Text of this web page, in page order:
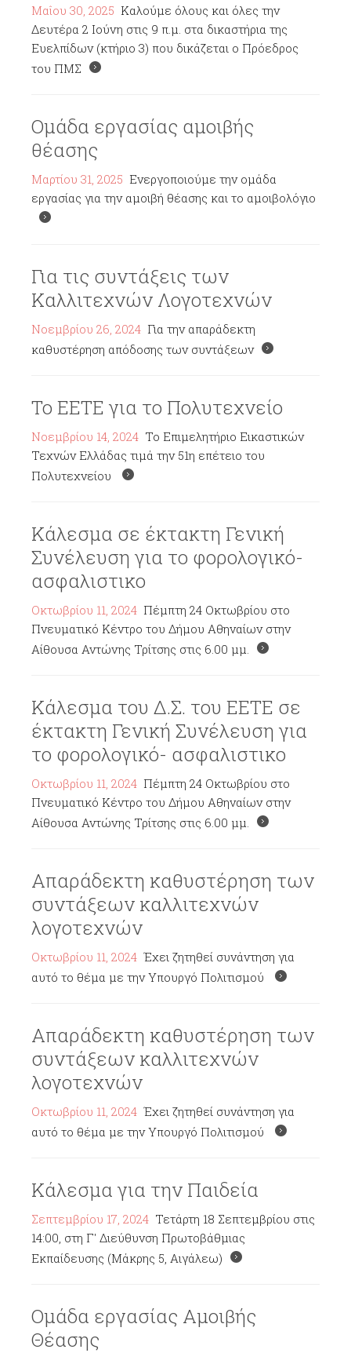
Μαΐου 30, 2025 Καλούμε όλους και όλες την
Δευτέρα 2 Ιούνη στις 9 π.μ. στα δικαστήρια της
Ευελπίδων (κτήριο 3) που δικάζεται ο Πρόεδρος
του ΠΜΣ
Ομάδα εργασίας αμοιβής
θέασης
Μαρτίου 31, 2025 Ενεργοποιούμε την ομάδα
εργασίας για την αμοιβή θέασης και το αμοιβολόγιο
Για τις συντάξεις των
Καλλιτεχνών Λογοτεχνών
Νοεμβρίου 26, 2024 Για την απαράδεκτη
καθυστέρηση απόδοσης των συντάξεων
Το ΕΕΤΕ για το Πολυτεχνείο
Νοεμβρίου 14, 2024 Το Επιμελητήριο Εικαστικών
Τεχνών Ελλάδας τιμά την 51η επέτειο του
Πολυτεχνείου
Κάλεσμα σε έκτακτη Γενική
Συνέλευση για το φορολογικό-
ασφαλιστικο
Οκτωβρίου 11, 2024 Πέμπτη 24 Οκτωβρίου στο
Πνευματικό Κέντρο του Δήμου Αθηναίων στην
Αίθουσα Αντώνης Τρίτσης στις 6.00 μμ.
Κάλεσμα του Δ.Σ. του ΕΕΤΕ σε
έκτακτη Γενική Συνέλευση για
το φορολογικό- ασφαλιστικο
Οκτωβρίου 11, 2024 Πέμπτη 24 Οκτωβρίου στο
Πνευματικό Κέντρο του Δήμου Αθηναίων στην
Αίθουσα Αντώνης Τρίτσης στις 6.00 μμ.
Απαράδεκτη καθυστέρηση των
συντάξεων καλλιτεχνών
λογοτεχνών
Οκτωβρίου 11, 2024 Έχει ζητηθεί συνάντηση για
αυτό το θέμα με την Υπουργό Πολιτισμού
Απαράδεκτη καθυστέρηση των
συντάξεων καλλιτεχνών
λογοτεχνών
Οκτωβρίου 11, 2024 Έχει ζητηθεί συνάντηση για
αυτό το θέμα με την Υπουργό Πολιτισμού
Κάλεσμα για την Παιδεία
Σεπτεμβρίου 17, 2024 Τετάρτη 18 Σεπτεμβρίου στις
14:00, στη Γ' Διεύθυνση Πρωτοβάθμιας
Εκπαίδευσης (Μάκρης 5, Αιγάλεω)
Ομάδα εργασίας Αμοιβής
Θέασης